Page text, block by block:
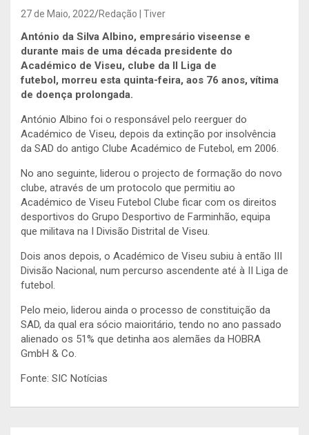
27 de Maio, 2022 Redação | Tiver
António da Silva Albino, empresário viseense e
durante mais de uma década presidente do
Académico de Viseu, clube da II Liga de
futebol, morreu esta quinta-feira, aos 76 anos, vítima
de doença prolongada.
António Albino foi o responsável pelo reerguer do
Académico de Viseu, depois da extinção por insolvência
da SAD do antigo Clube Académico de Futebol, em 2006.
No ano seguinte, liderou o projecto de formação do novo
clube, através de um protocolo que permitiu ao
Académico de Viseu Futebol Clube ficar com os direitos
desportivos do Grupo Desportivo de Farminhão, equipa
que militava na I Divisão Distrital de Viseu.
Dois anos depois, o Académico de Viseu subiu à então III
Divisão Nacional, num percurso ascendente até à II Liga de
futebol.
Pelo meio, liderou ainda o processo de constituição da
SAD, da qual era sócio maioritário, tendo no ano passado
alienado os 51% que detinha aos alemães da HOBRA
GmbH & Co.
Fonte: SIC Notícias